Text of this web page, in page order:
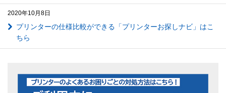
2020年10月8日
プリンターの仕様比較ができる「プリンターお探しナビ」はこ
ちら